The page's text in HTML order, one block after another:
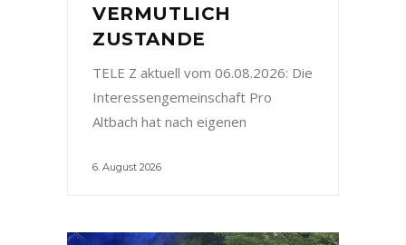
VERMUTLICH
ZUSTANDE
TELE Z aktuell vom 06.08.2026: Die
Interessengemeinschaft Pro
Altbach hat nach eigenen
6. August 2026